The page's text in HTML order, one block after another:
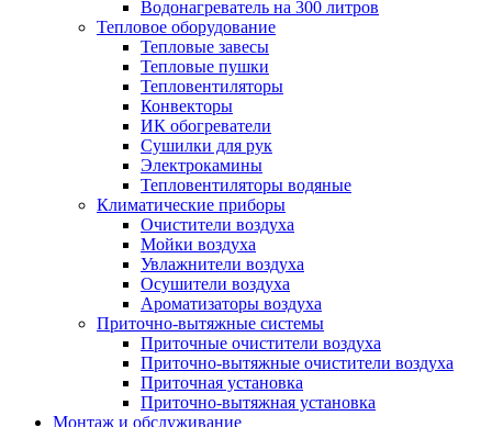
Водонагреватель на 300 литров
Тепловое оборудование
Тепловые завесы
Тепловые пушки
Тепловентиляторы
Конвекторы
ИК обогреватели
Сушилки для рук
Электрокамины
Тепловентиляторы водяные
Климатические приборы
Очистители воздуха
Мойки воздуха
Увлажнители воздуха
Осушители воздуха
Ароматизаторы воздуха
Приточно-вытяжные системы
Приточные очистители воздуха
Приточно-вытяжные очистители воздуха
Приточная установка
Приточно-вытяжная установка
Монтаж и обслуживание